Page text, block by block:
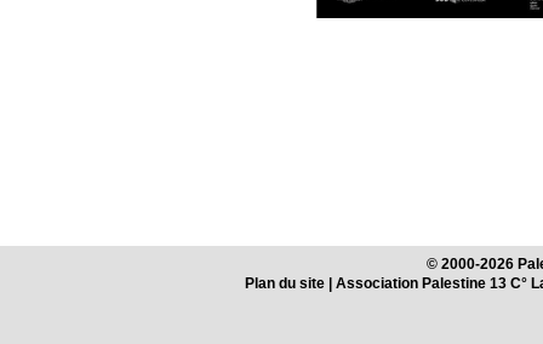
© 2000-2026
Plan du site| Association Palestine 13 C°